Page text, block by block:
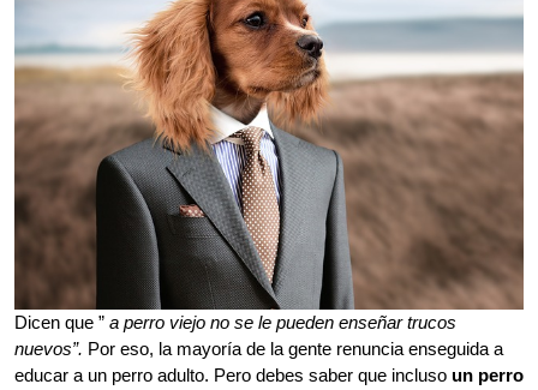
Dicen que ” a perro viejo no se le pueden enseñar trucos
nuevos”. Por eso, la mayoría de la gente renuncia enseguida a
educar a un perro adulto. Pero debes saber que incluso un perro